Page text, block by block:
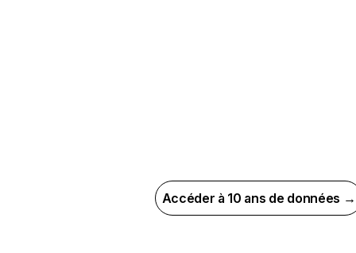
Accéder à 10 ans de données →